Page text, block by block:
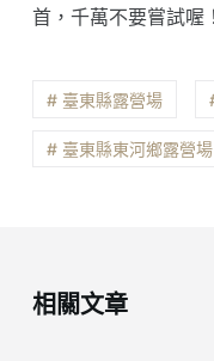
首，千萬不要嘗試喔！
# 臺東縣露營場
# 臺東縣東河鄉露營場
相關文章